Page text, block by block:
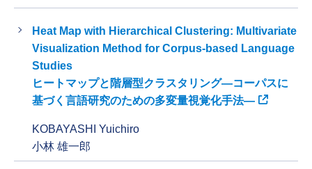
Heat Map with Hierarchical Clustering: Multivariate
Visualization Method for Corpus-based Language
Studies
ヒートマップと階層型クラスタリング―コーパスに
基づく言語研究のための多変量視覚化手法―
KOBAYASHI Yuichiro
小林 雄一郎